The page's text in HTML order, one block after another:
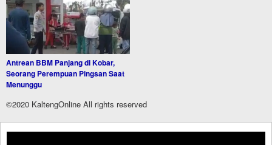
Antrean BBM Panjang di Kobar,
Seorang Perempuan Pingsan Saat
Menunggu
©2020 KaltengOnline All rights reserved